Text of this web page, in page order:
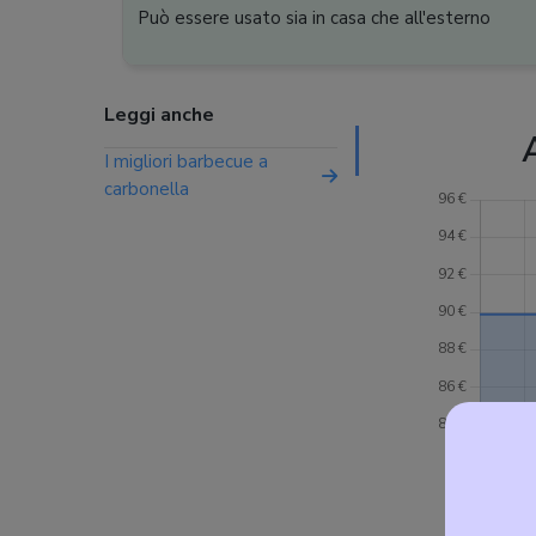
Può essere usato sia in casa che all'esterno
Leggi anche
I migliori barbecue a
carbonella